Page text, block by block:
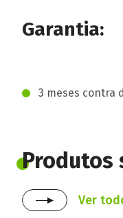
Garantia:
3 meses contra
Produtos
Ver